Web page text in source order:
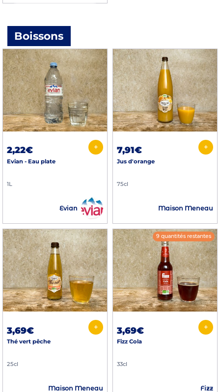
Boissons
2,22€ +
Evian - Eau plate
1L
Evian
7,91€ +
Jus d'orange
75cl
Maison Meneau
3,69€ +
Thé vert pêche
25cl
Maison Meneau
9 quantités restantes
3,69€ +
Fizz Cola
33cl
Fizz